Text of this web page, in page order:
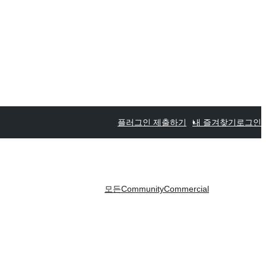
플러그인 제출하기 내 즐겨찾기 로그인
모든CommunityCommercial